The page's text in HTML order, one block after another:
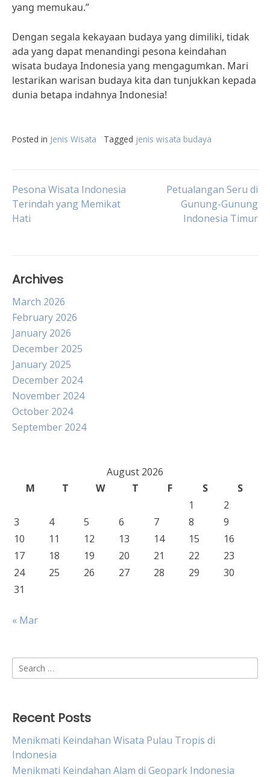
yang memukau.”
Dengan segala kekayaan budaya yang dimiliki, tidak
ada yang dapat menandingi pesona keindahan
wisata budaya Indonesia yang mengagumkan. Mari
lestarikan warisan budaya kita dan tunjukkan kepada
dunia betapa indahnya Indonesia!
Posted in Jenis Wisata Tagged jenis wisata budaya
Post
navigation
Pesona Wisata Indonesia
Terindah yang Memikat
Hati
Petualangan Seru di
Gunung-Gunung
Indonesia Timur
Archives
March 2026
February 2026
January 2026
December 2025
January 2025
December 2024
November 2024
October 2024
September 2024
August 2026
M
T W T F S
S
1
2
3
4 5 6 7 8
9
10
11 12 13 14 15
16
17
18 19 20 21 22
23
24
25 26 27 28 29
30
31
« Mar
Search
for:
Recent Posts
Menikmati Keindahan Wisata Pulau Tropis di
Indonesia
Menikmati Keindahan Alam di Geopark Indonesia